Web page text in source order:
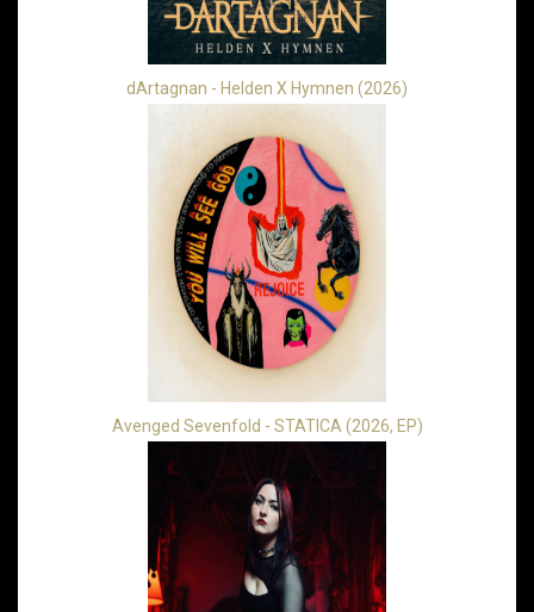
dArtagnan - Helden X Hymnen (2026)
Avenged Sevenfold - STATICA (2026, EP)